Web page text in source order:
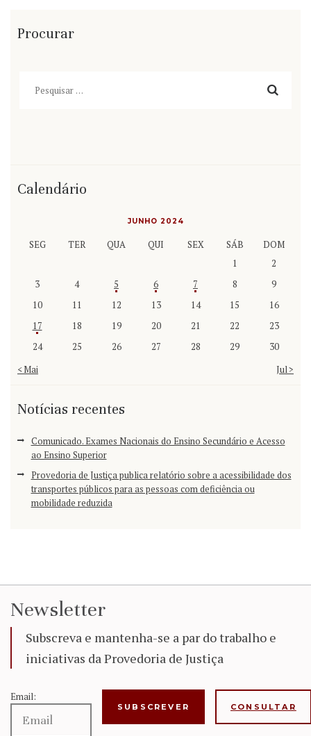
Procurar
Calendário
JUNHO 2024
SEG TER QUA QUI SEX SÁB
DOM
1
2
3
4 5 6 7 8
9
10
11 12 13 14 15
16
17
18 19 20 21 22
23
24
25 26 27 28 29
30
« Mai
Jul »
Notícias recentes
Comunicado. Exames Nacionais do Ensino Secundário e Acesso
ao Ensino Superior
Provedoria de Justiça publica relatório sobre a acessibilidade dos
transportes públicos para as pessoas com deficiência ou
mobilidade reduzida
Newsletter
Subscreva e mantenha-se a par do trabalho e
iniciativas da Provedoria de Justiça
Email:
CONSULTAR